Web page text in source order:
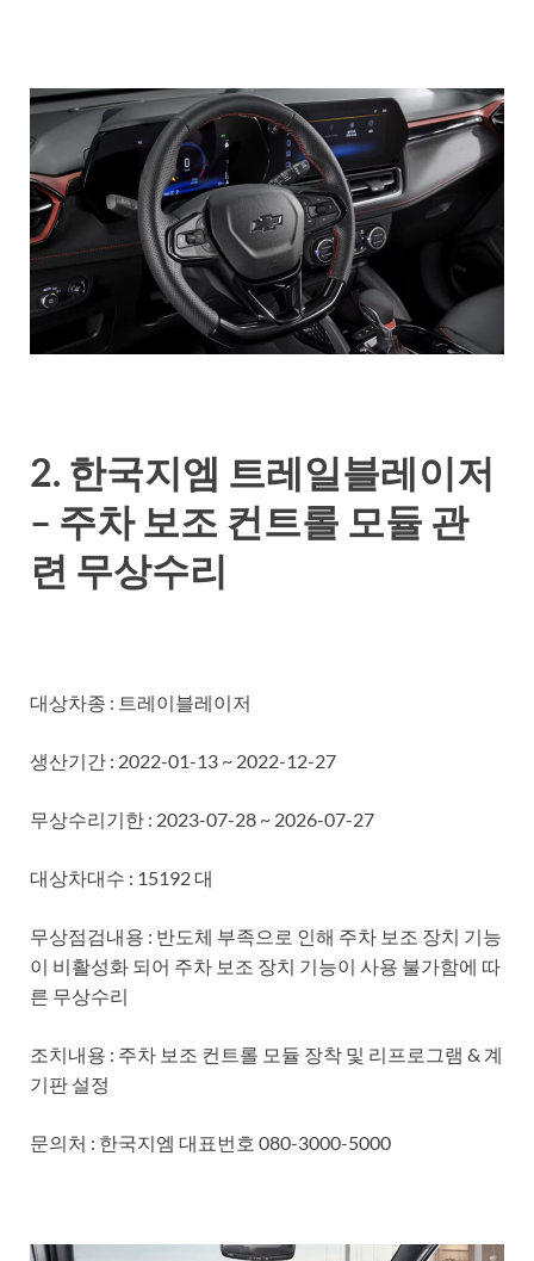
2. 한국지엠 트레일블레이저
– 주차 보조 컨트롤 모듈 관
련 무상수리
대상차종 : 트레이블레이저
생산기간 : 2022-01-13 ~ 2022-12-27
무상수리기한 : 2023-07-28 ~ 2026-07-27
대상차대수 : 15192 대
무상점검내용 : 반도체 부족으로 인해 주차 보조 장치 기능
이 비활성화 되어 주차 보조 장치 기능이 사용 불가함에 따
른 무상수리
조치내용 : 주차 보조 컨트롤 모듈 장착 및 리프로그램 & 계
기판 설정
문의처 : 한국지엠 대표번호 080-3000-5000